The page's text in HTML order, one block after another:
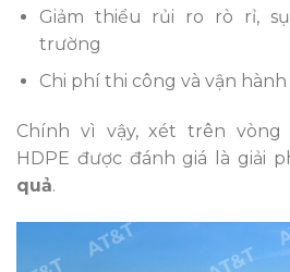
Giảm thiểu rủi ro rò rỉ,
trường
Chi phí thi công và vận
Chính vì vậy, xét trên
HDPE được đánh giá là giải
quả.